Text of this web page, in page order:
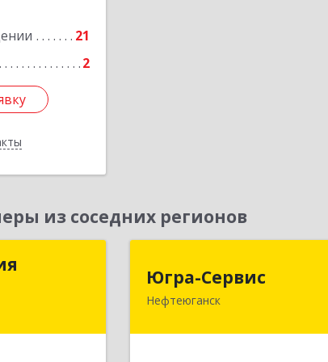
21
2
из соседних регионов
Югра-Сервис
Нефтеюганск628303, Ханты-